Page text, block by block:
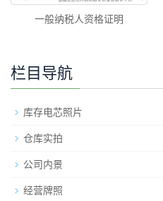
一般纳税人资格证明
栏目导航
库存电芯照片
仓库实拍
公司内景
经营牌照